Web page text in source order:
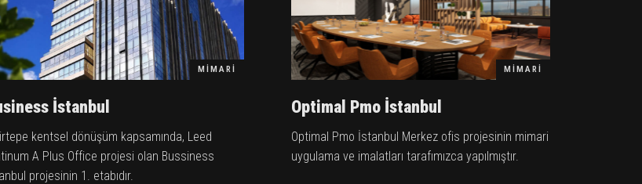
MIMARI
İstanbul
kentsel dönüşüm kapsamında, Leed
A Plus Office projesi olan Bussiness
projesinin 1. etabıdır.
MIMARI
Optimal Pmo İstanbul
Optimal Pmo İstanbul Merkez ofis projesinin mimari
uygulama ve imalatları tarafımızca yapılmıştır.